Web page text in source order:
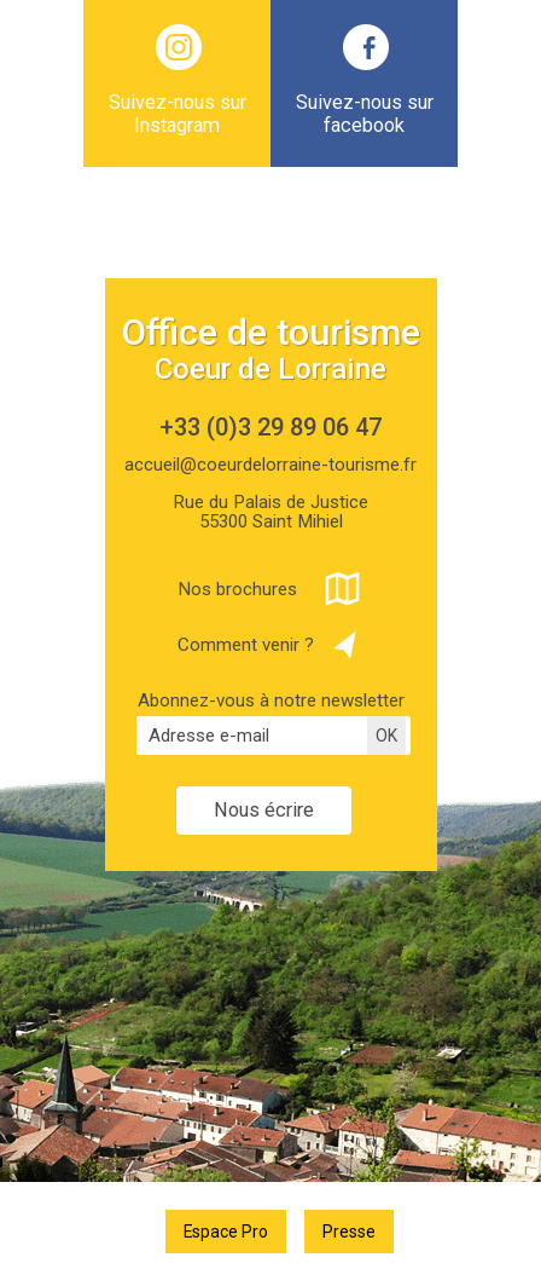
Suivez-nous sur
Instagram
Suivez-nous sur
facebook
Office de tourisme
Coeur de Lorraine
+33 (0)3 29 89 06 47
accueil@coeurdelorraine-tourisme.fr
Rue du Palais de Justice
55300 Saint Mihiel
Nos brochures
Comment venir ?
Abonnez-vous à notre newsletter
Nous écrire
Espace Pro Presse